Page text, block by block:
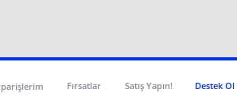
Fırsatlar Satış Yapın! Destek Ol